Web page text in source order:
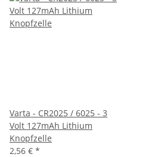
Varta - CR2025 / 6025 - 3
Volt 127mAh Lithium
Knopfzelle
2,56 € *